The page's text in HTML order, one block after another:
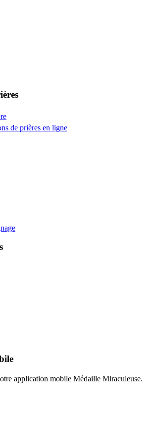
de prières en ligne
application mobile Médaille Miraculeuse.